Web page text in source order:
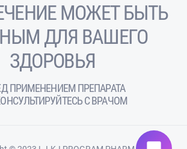
МОЖЕТ БЫТЬ
ДЛЯ ВАШЕГО
ЗДОРОВЬЯ
ПРИМЕНЕНИЕМ ПРЕПАРАТА
С ВРАЧОМ